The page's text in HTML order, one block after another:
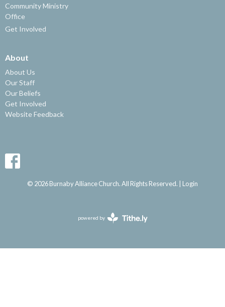
Community Ministry
Office
Get Involved
About
About Us
Our Staff
Our Beliefs
Get Involved
Website Feedback
© 2026 Burnaby Alliance Church. All Rights Reserved. | Login
powered by
Website